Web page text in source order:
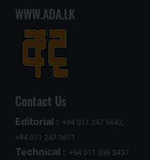
WWW.ADA.LK
Contact Us
Editorial : +94 011 247 9642,
+94 011 247 9671
Technical : +94 011 538 3437